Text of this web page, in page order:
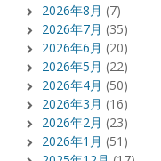
2026年8月 (7)
2026年7月 (35)
2026年6月 (20)
2026年5月 (22)
2026年4月 (50)
2026年3月 (16)
2026年2月 (23)
2026年1月 (51)